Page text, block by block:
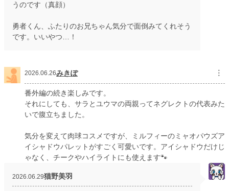
月間ポイント 57,826 pt (738 位)
年間ポイント 1,869,543 pt (166 位)
うのです（真顔）
勇者くん、ふたりのお兄ちゃん気分で面倒みてくれそう
です。いいやつ…！
2026.06.26みきぽ ︙
番外編の続き楽しみです。
それにしても、サラとユウマの両親ってネグレクトの代表みた
いで腹立ちました。
気分を変えて肉球コスメですが、ミルフィーのミャオパウズア
イシャドウパレットがすごく可愛いです。アイシャドウだけじ
ゃなく、チークやハイライトにも使えます🐾
2026.06.29猫野美羽